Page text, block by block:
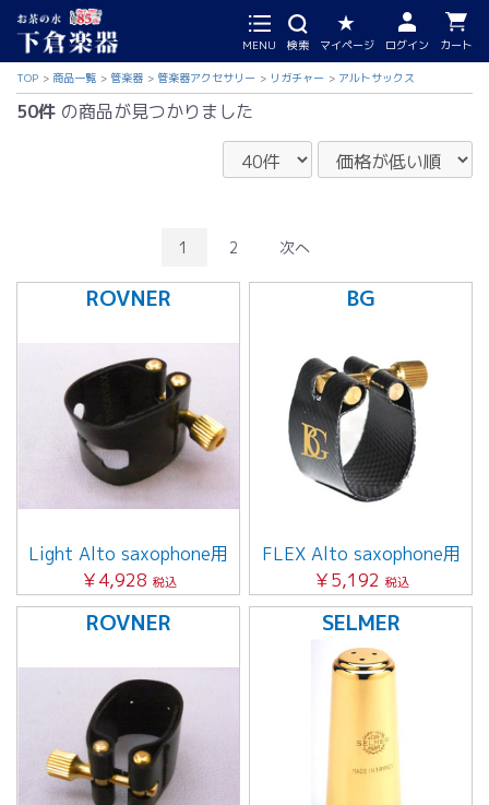
MENU 検索 マイページ ログイン カート
TOP 商品一覧 管楽器 管楽器アクセサリー リガチャー アルトサックス
50件 の商品が見つかりました
1 2 次へ
ROVNER
Light Alto saxophone用
￥4,928 税込
BG
FLEX Alto saxophone用
￥5,192 税込
ROVNER SELMER